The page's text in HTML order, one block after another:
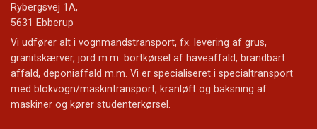
Rybergsvej 1A,
5631 Ebberup
Vi udfører alt i vognmandstransport, fx. levering af grus,
granitskærver, jord m.m. bortkørsel af haveaffald, brandbart
affald, deponiaffald m.m. Vi er specialiseret i specialtransport
med blokvogn/maskintransport, kranløft og baksning af
maskiner og kører studenterkørsel.